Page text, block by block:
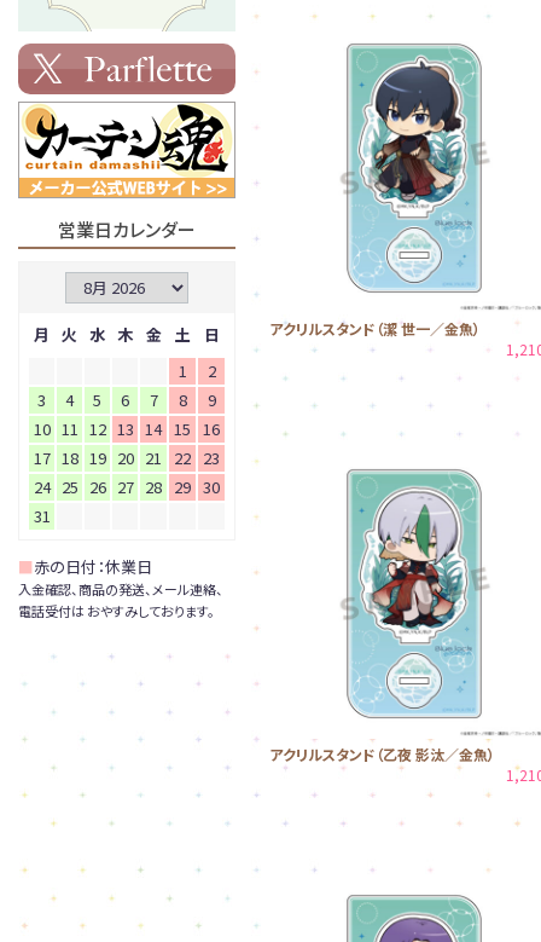
アクリルスタンド（潔 世一／金魚）
アクリルスタンド（乙夜 影汰／金魚）
営業日カレンダー
月 火 水 木 金 土
日
1
2
3
4 5 6 7 8
9
10 11 12 13 14 15
16
17 18 19 20 21 22 23
24 25 26 27 28 29 30
31
■赤の日付：休業日
入金確認、商品の発送、メール連絡、
電話受付は おやすみしております。